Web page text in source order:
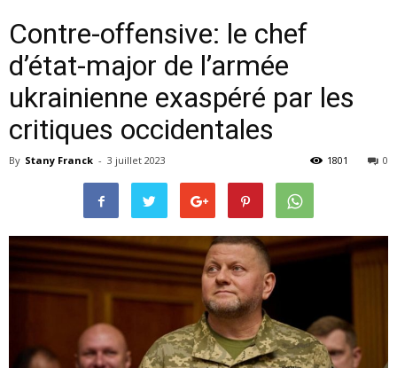
Contre-offensive: le chef
d’état-major de l’armée
ukrainienne exaspéré par les
critiques occidentales
By Stany Franck - 3 juillet 2023 0
1801